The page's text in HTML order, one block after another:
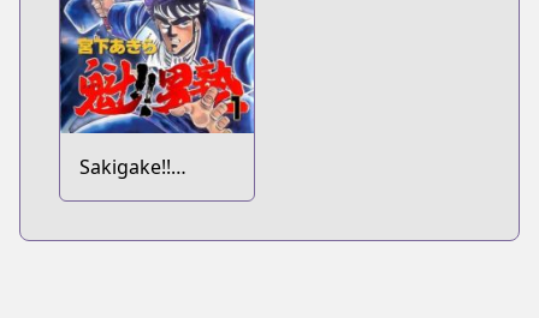
Sakigake!!
Otokojuku